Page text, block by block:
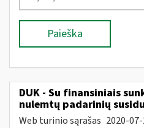
Paieška
DUK - Su finansiniais
nulemtų padarinių
Web turinio sąrašas 2020-